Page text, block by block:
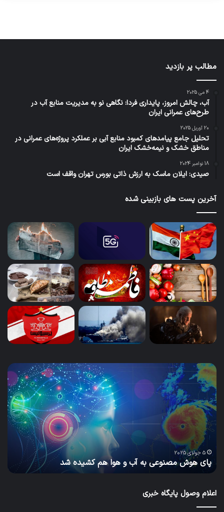
مطالب پر بازدید
4 می 2025
آب، چالش امروز، پایداری فردا: نگاهی نو به مدیریت منابع آب در
طرح‌های عمرانی ایران
20 آوریل 2025
تحلیل جامع پیامدهای کمبود منابع آبی بر عملکرد پروژه‌های عمرانی در
مناطق خشک و نیمه‌خشک ایران
18 نوامبر 2024
صیدی: ایلان ماسک به ارزش ذاتی بورس تهران واقف است
آخرین پست های بازبینی شده
پای
هوش
مصنوعی
به
آب
هوا
هم
کشیده
شد
5 جولای 2025
پای هوش مصنوعی به آب و هوا هم کشیده شد
و
اعلام وصول پایگاه خبری